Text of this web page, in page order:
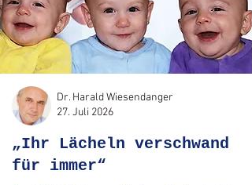
Dr. Harald Wiesendanger
27. Juli 2026
„Ihr Lächeln verschwand
für immer“